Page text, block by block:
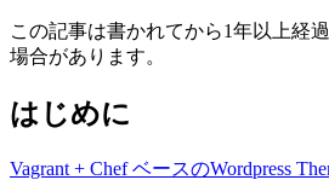
この記事は書かれてから1年以上経
場合があります。
はじめに
Vagrant + Chef ベースのWordpress